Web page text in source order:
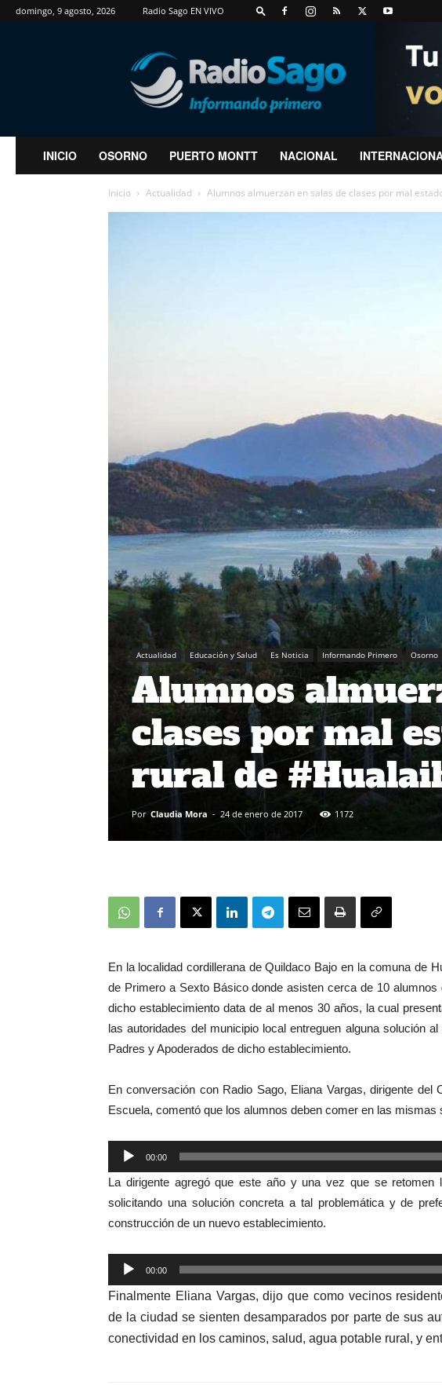
domingo, 9 agosto, 2026 Radio Sago EN VIVO
RadioSago
INICIO OSORNO PUERTO MONTT NACIONAL
Inicio Actualidad Alumnos almuerzan en salas de clases por mal
Actualidad Educación y Salud Es Noticia Informando Primero Osorno
Alumnos
clases por mal
rural de
Por Claudia Mora - 24 de enero de 2017 1172
En la localidad cordillerana de Quildaco Bajo en la comuna de
de Primero a Sexto Básico donde asisten cerca de 10
dicho establecimiento data de al menos 30 años, la cual
las autoridades del municipio local entreguen alguna solución
Padres y Apoderados de dicho establecimiento.
En conversación con Radio Sago, Eliana Vargas, dirigente del
Escuela, comentó que los alumnos deben comer en las
Reproductor
de
audio
00:00
La dirigente agregó que este año y una vez que se retomen
solicitando una solución concreta a tal problemática y de
construcción de un nuevo establecimiento.
Reproductor
de
audio
00:00
Finalmente Eliana Vargas, dijo que como vecinos
de la ciudad se sienten desamparados por parte de sus
conectividad en los caminos, salud, agua potable rural, y